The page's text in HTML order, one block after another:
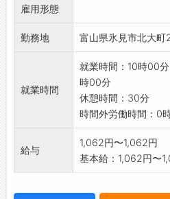
「変
更なし」
※面接希望の方はハ
の交付を受けてくだ
さい。
雇用形態
勤務地 富山県氷見市北大町
就業時間
就業時間：10時00
時00分
休憩時間：30分
時間外労働時間：0
給与
1,062円〜1,062円
基本給：1,062円〜